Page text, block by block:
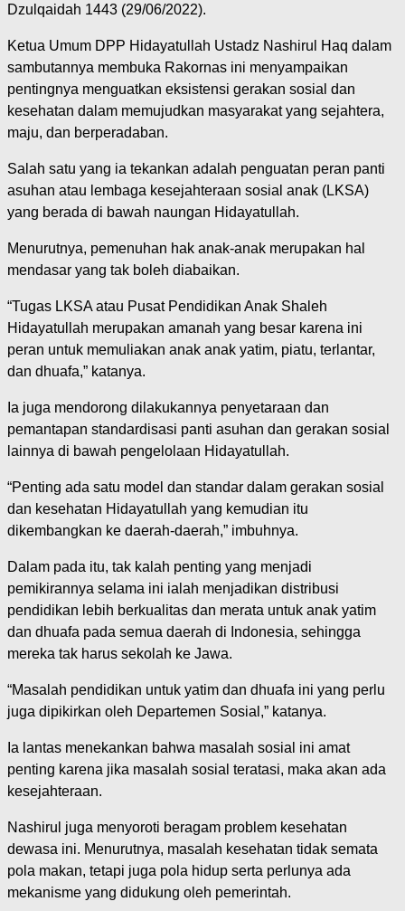
Dzulqaidah 1443 (29/06/2022).
Ketua Umum DPP Hidayatullah Ustadz Nashirul Haq dalam
sambutannya membuka Rakornas ini menyampaikan
pentingnya menguatkan eksistensi gerakan sosial dan
kesehatan dalam memujudkan masyarakat yang sejahtera,
maju, dan berperadaban.
Salah satu yang ia tekankan adalah penguatan peran panti
asuhan atau lembaga kesejahteraan sosial anak (LKSA)
yang berada di bawah naungan Hidayatullah.
Menurutnya, pemenuhan hak anak-anak merupakan hal
mendasar yang tak boleh diabaikan.
“Tugas LKSA atau Pusat Pendidikan Anak Shaleh
Hidayatullah merupakan amanah yang besar karena ini
peran untuk memuliakan anak anak yatim, piatu, terlantar,
dan dhuafa,” katanya.
Ia juga mendorong dilakukannya penyetaraan dan
pemantapan standardisasi panti asuhan dan gerakan sosial
lainnya di bawah pengelolaan Hidayatullah.
“Penting ada satu model dan standar dalam gerakan sosial
dan kesehatan Hidayatullah yang kemudian itu
dikembangkan ke daerah-daerah,” imbuhnya.
Dalam pada itu, tak kalah penting yang menjadi
pemikirannya selama ini ialah menjadikan distribusi
pendidikan lebih berkualitas dan merata untuk anak yatim
dan dhuafa pada semua daerah di Indonesia, sehingga
mereka tak harus sekolah ke Jawa.
“Masalah pendidikan untuk yatim dan dhuafa ini yang perlu
juga dipikirkan oleh Departemen Sosial,” katanya.
Ia lantas menekankan bahwa masalah sosial ini amat
penting karena jika masalah sosial teratasi, maka akan ada
kesejahteraan.
Nashirul juga menyoroti beragam problem kesehatan
dewasa ini. Menurutnya, masalah kesehatan tidak semata
pola makan, tetapi juga pola hidup serta perlunya ada
mekanisme yang didukung oleh pemerintah.